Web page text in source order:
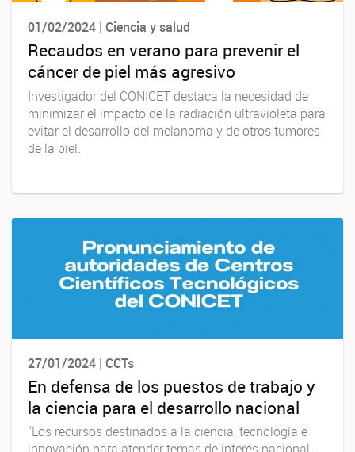
01/02/2024 | Ciencia y salud
Recaudos en verano para prevenir el
cáncer de piel más agresivo
Investigador del CONICET destaca la necesidad de
minimizar el impacto de la radiación ultravioleta para
evitar el desarrollo del melanoma y de otros tumores
de la piel.
27/01/2024 | CCTs
En defensa de los puestos de trabajo y
la ciencia para el desarrollo nacional
"Los recursos destinados a la ciencia, tecnología e